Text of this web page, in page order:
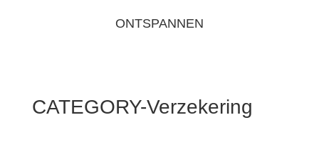
ONTSPANNEN
CATEGORY-Verzekering